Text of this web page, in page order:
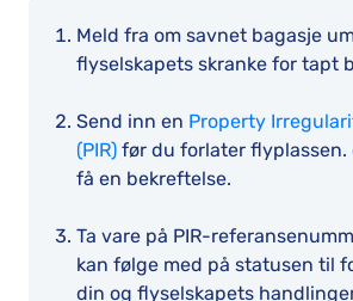
Meld fra om savnet bagasje
flyselskapets skranke for tapt
Send inn en Property
(PIR) før du forlater flyplassen.
få en bekreftelse.
Ta vare på PIR-
kan følge med på statusen til
din og flyselskapets